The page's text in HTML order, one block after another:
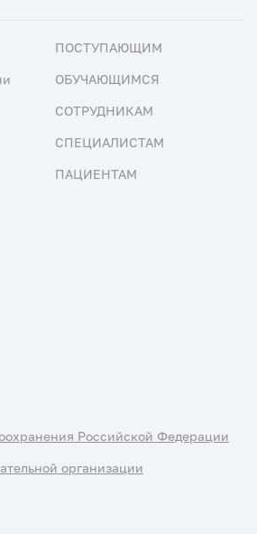
ПОСТУПАЮЩИМ
ОБУЧАЮЩИМСЯ
СОТРУДНИКАМ
СПЕЦИАЛИСТАМ
ПАЦИЕНТАМ
Российской Федерации
организации